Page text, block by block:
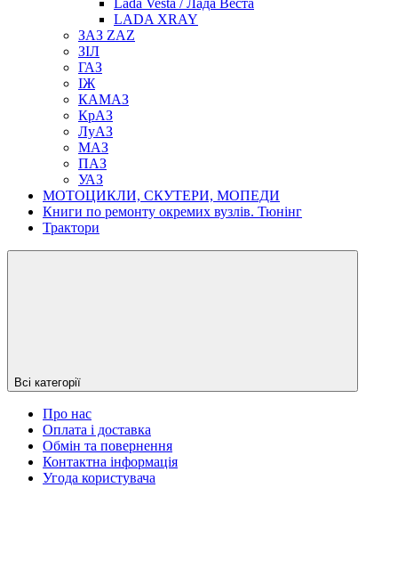
LADA XRAY
ЗАЗ ZAZ
ЗІЛ
ГАЗ
ІЖ
КАМАЗ
КрАЗ
ЛуАЗ
МАЗ
ПАЗ
УАЗ
МОТОЦИКЛИ, СКУТЕРИ, МОПЕДИ
Книги по ремонту окремих вузлів. Тюнінг
Трактори
Всі категорії
Про нас
Оплата і доставка
Обмін та повернення
Контактна інформація
Угода користувача